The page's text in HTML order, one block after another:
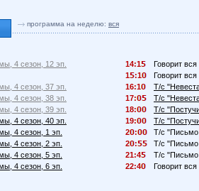
программа на неделю: вся
4 сезон, 12 эп.
4 сезон, 37 эп.
4 сезон, 38 эп.
4 сезон, 39 эп.
4 сезон, 40 эп.
4 сезон, 1 эп.
4 сезон, 2 эп.
4 сезон, 5 эп.
4 сезон, 6 эп.
14:1
Говорит
1
:1
Говорит
16:1
Т/с
17:
Т/с
18:
Т/с
19:
Т/с
2
:
Т/с "Письмо
2
:
Т/с "Письмо
21:4
Т/с "Письмо
22:4
Говорит